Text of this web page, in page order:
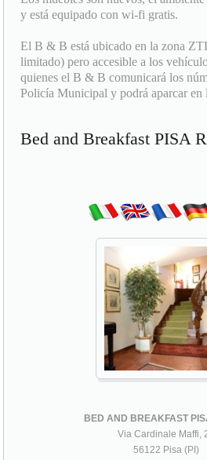
y está equipado con wi-fi gratis.
El B & B está ubicado en la zona
limitado) pero accesible a los
quienes el B & B comunicará los
Policía Municipal y podrá aparcar en
Bed and Breakfast PISA
BED AND BREAKFAST
Via Cardinale Maffi,
56122 Pisa (PI)